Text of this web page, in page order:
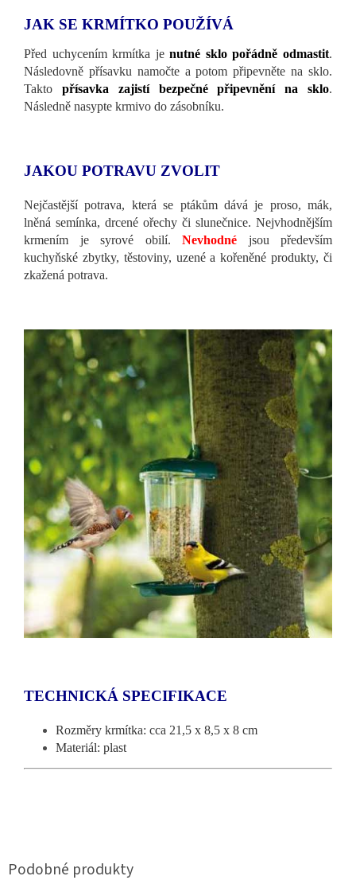
JAK SE KRMÍTKO POUŽÍVÁ
Před uchycením krmítka jenutné sklo pořádně odmastit.
Následovně přísavku namočte a potom připevněte na sklo.
Takto přísavka zajistí bezpečné připevnění na sklo.
Následně nasypte krmivo do zásobníku.
JAKOU POTRAVU ZVOLIT
Nejčastější potrava, která se ptákům dává je proso, mák,
lněná semínka, drcené ořechy či slunečnice. Nejvhodnějším
krmením je syrové obilí. Nevhodné
jsou především
kuchyňské zbytky, těstoviny, uzené a kořeněné produkty, či
zkažená potrava.
TECHNICKÁ SPECIFIKACE
Rozměry krmítka: cca 21,5 x 8,5 x 8 cm
Materiál: plast